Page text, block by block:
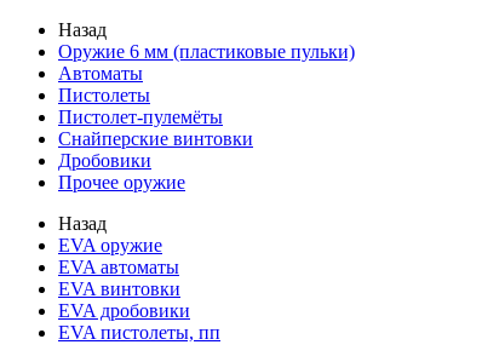
Назад
Оружие 6 мм (пластиковые пульки)
Автоматы
Пистолеты
Пистолет-пулемёты
Снайперские винтовки
Дробовики
Прочее оружие
Назад
EVA оружие
EVA автоматы
EVA винтовки
EVA дробовики
EVA пистолеты, пп